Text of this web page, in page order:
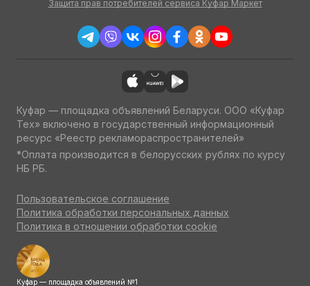
Защита прав потребителей сервиса Куфар Маркет
Куфар — площадка объявлений Беларуси. ООО «Куфар
Тех» включено в государственный информационный
ресурс «Реестр рекламораспространителей»
*Оплата производится в белорусских рублях по курсу
НБ РБ.
Пользовательское соглашение
Политика обработки персональных данных
Политика в отношении обработки cookie
Куфар — площадка объявлений №1